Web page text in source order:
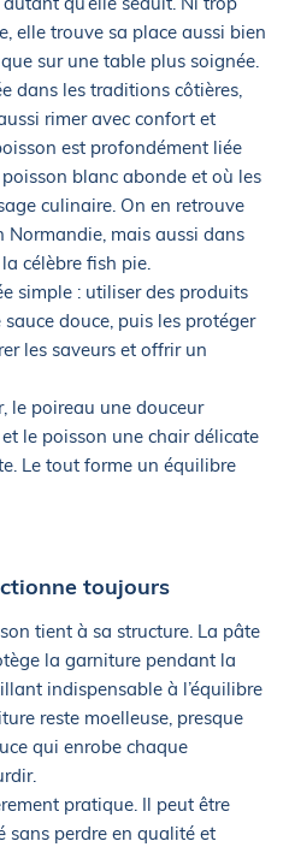
elle trouve sa place aussi bien
sur une table plus soignée.
dans les traditions côtières,
rimer avec confort et
est profondément liée
blanc abonde et où les
culinaire. On en retrouve
Normandie, mais aussi dans
célèbre fish pie.
simple : utiliser des produits
douce, puis les protéger
les saveurs et offrir un
le poireau une douceur
le poisson une chair délicate
Le tout forme un équilibre
toujours
tient à sa structure. La pâte
la garniture pendant la
indispensable à l’équilibre
reste moelleuse, presque
qui enrobe chaque
pratique. Il peut être
sans perdre en qualité et